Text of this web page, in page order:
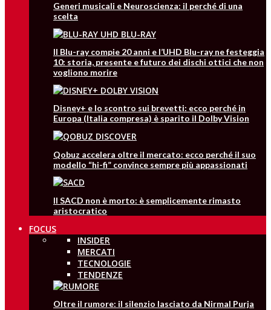
Generi musicali e Neuroscienza: il perché di una
scelta
Il Blu-ray compie 20 anni e l’UHD Blu-ray ne festeggia
10: storia, presente e futuro dei dischi ottici che non
vogliono morire
Disney+ e lo scontro sui brevetti: ecco perché in
Europa (Italia compresa) è sparito il Dolby Vision
Qobuz accelera oltre il mercato: ecco perché il suo
modello “hi-fi” convince sempre più appassionati
Il SACD non è morto: è semplicemente rimasto
aristocratico
FOCUS
INSIDER
MERCATI
TECNOLOGIE
TENDENZE
Oltre il rumore: il silenzio lasciato da Nirmal Purja